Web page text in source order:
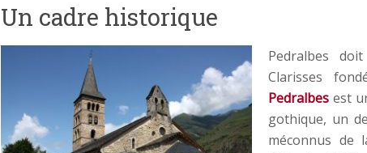
Un cadre historique
Pedralbes
Clarisses
Pedralbes est
gothique, un
méconnus